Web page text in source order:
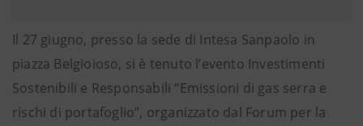
Il 27 giugno, presso la sede di Intesa Sanpaolo in
piazza Belgioioso, si è tenuto l’evento Investimenti
Sostenibili e Responsabili “Emissioni di gas serra e
rischi di portafoglio”, organizzato dal Forum per la